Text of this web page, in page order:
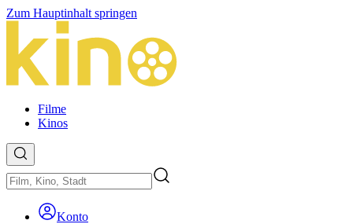
Zum Hauptinhalt springen
Filme
Kinos
Konto